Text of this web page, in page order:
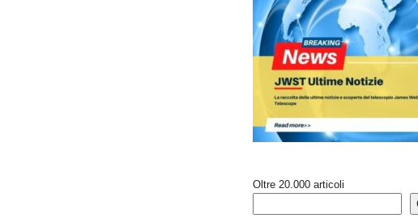
Oltre 20.000 articoli